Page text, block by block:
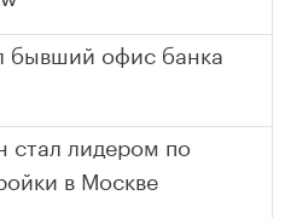
бывший офис банка
стал лидером по
в Москве